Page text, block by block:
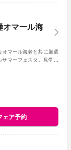
マール海
マール海老と共に厳選
マーフェスタ。見学＆
ェア予約